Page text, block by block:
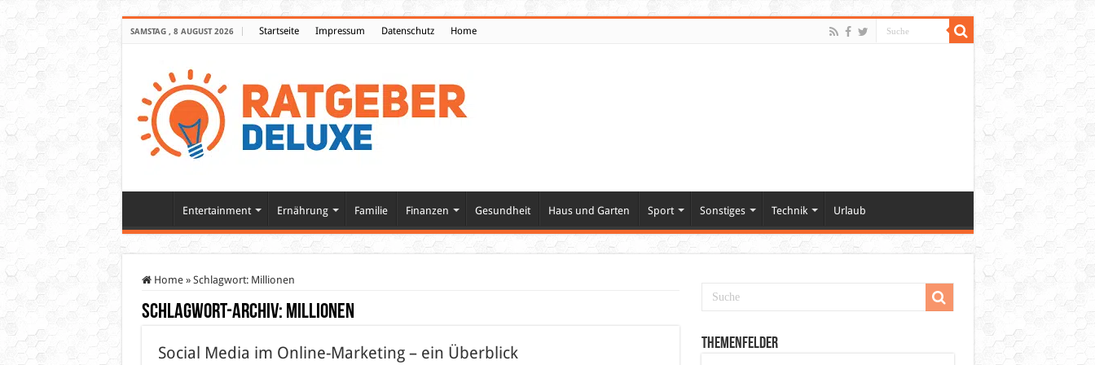
SAMSTAG , 8 AUGUST 2026 Startseite Impressum Datenschutz Home
Entertainment Ernährung Familie Finanzen Gesundheit Haus und Garten Sport Sonstiges Technik Urlaub
Home » Schlagwort: Millionen
Schlagwort-Archiv: Millionen
Social Media im Online-Marketing – ein Überblick Themenfelder